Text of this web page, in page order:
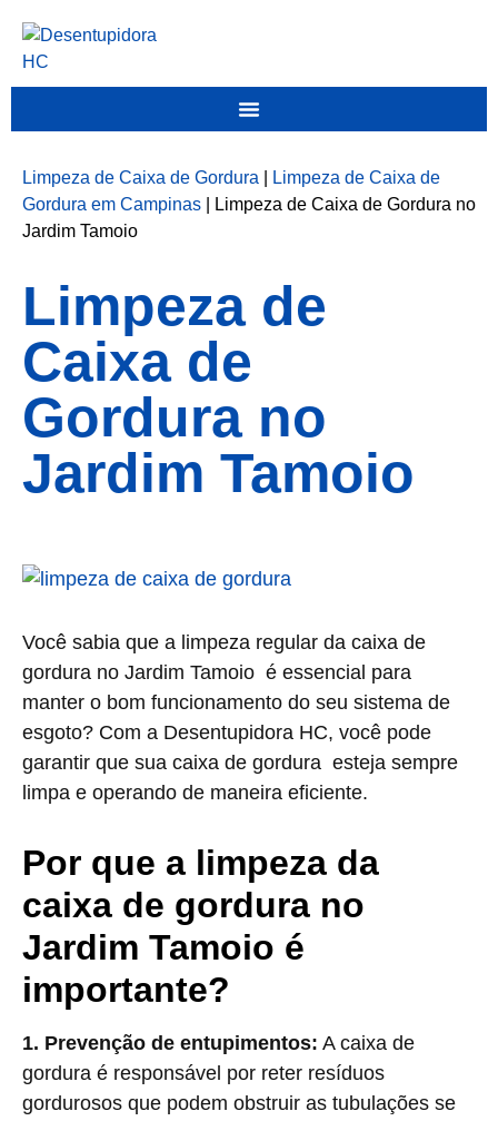
Limpeza de Caixa de Gordura
Limpeza de Caixa de
Gordura em Campinas
Limpeza de Caixa de Gordura no
Jardim Tamoio
Limpeza de
Caixa de
Gordura no
Jardim Tamoio
Você sabia que a limpeza regular da caixa de
gordura no Jardim Tamoio é essencial para
manter o bom funcionamento do seu sistema de
esgoto? Com a Desentupidora HC, você pode
garantir que sua caixa de gordura esteja sempre
limpa e operando de maneira eficiente.
Por que a limpeza da
caixa de gordura no
Jardim Tamoio é
importante?
1. Prevenção de entupimentos: A caixa de
gordura é responsável por reter resíduos
gordurosos que podem obstruir as tubulações se